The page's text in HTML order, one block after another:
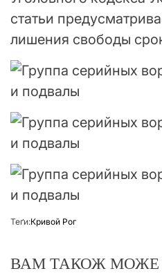
статьи
лишения свободы
Теґи:Кривой Рог
ВАМ ТАКОЖ МОЖЕ